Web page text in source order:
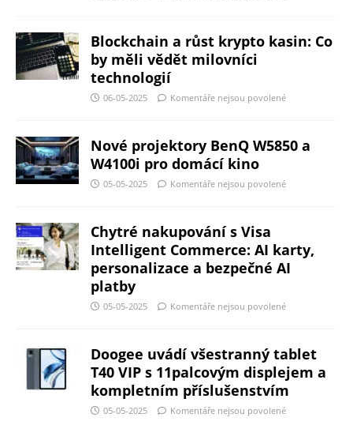
Blockchain a růst krypto kasin: Co
by měli vědět milovníci
technologií
06-05-2025 Komentáře nejsou povolené
Nové projektory BenQ W5850 a
W4100i pro domácí kino
05-05-2025 Komentáře nejsou povolené
Chytré nakupování s Visa
Intelligent Commerce: AI karty,
personalizace a bezpečné AI
platby
05-05-2025 Komentáře nejsou povolené
Doogee uvádí všestranný tablet
T40 VIP s 11palcovým displejem a
kompletním příslušenstvím
05-05-2025 Komentáře nejsou povolené